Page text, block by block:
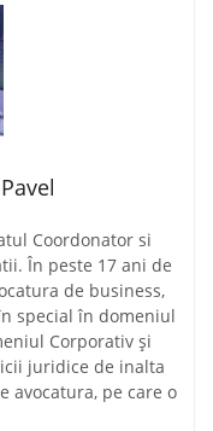
Coordonator si
În peste 17 ani de
de business,
special în domeniul
Corporativ și
juridice de inalta
avocatura, pe care o